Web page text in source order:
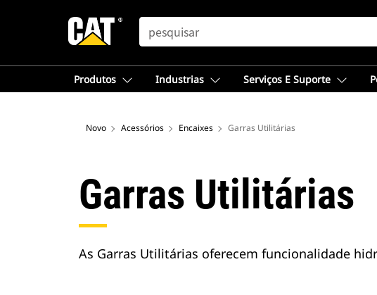
SEARCH
Produtos Industrias Serviços E Suporte
Novo Acessórios Encaixes Garras Utilitárias
Garras Utilitárias
As Garras Utilitárias oferecem funcionalidade